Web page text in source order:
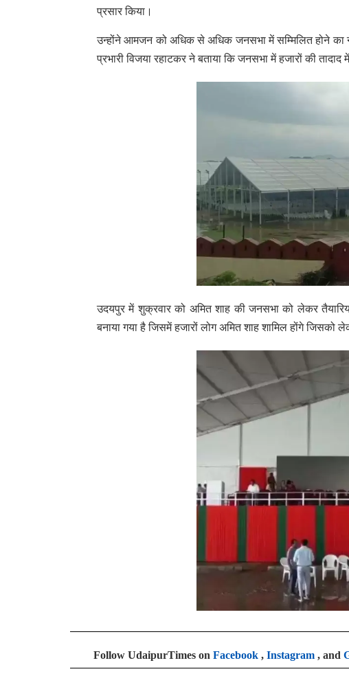
प्रसार किया।
उन्होंने आमजन को अधिक से अधिक जनसभा में सम्मिलित होने का
प्रभारी विजया रहाटकर ने बताया कि जनसभा में हजारों की
उदयपुर में शुक्रवार को अमित शाह की जनसभा को लेकर
बनाया गया है जिसमें हजारों लोग अमित शाह शामिल होंगे जिसको
Follow UdaipurTimes on Facebook , Instagram , and